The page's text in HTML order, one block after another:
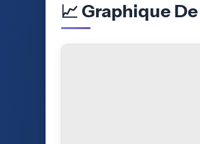
📈 Graphique